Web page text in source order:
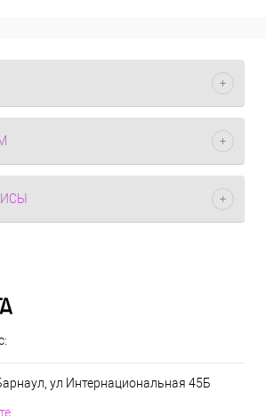
ул Интернациональная 45Б